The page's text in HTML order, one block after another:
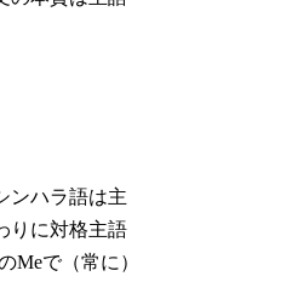
ンハラ語は主
りに対格主語
Meで（常に）